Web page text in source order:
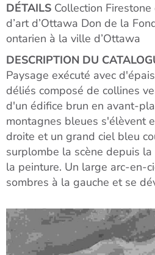
DÉTAILS Collection Firestone
d’art d’Ottawa Don de la
ontarien à la ville d’Ottawa
DESCRIPTION DU
Paysage exécuté avec
déliés composé de collines
d'un édifice brun en avant-
montagnes bleues s'élèvent
droite et un grand ciel bleu
surplombe la scène depuis
la peinture. Un large arc-en-
sombres à la gauche et se